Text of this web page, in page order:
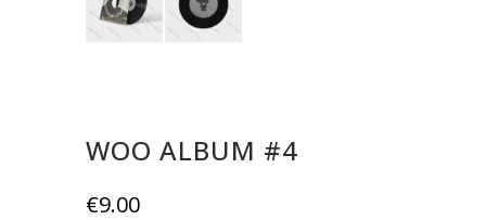
WOO ALBUM #4
€9.00